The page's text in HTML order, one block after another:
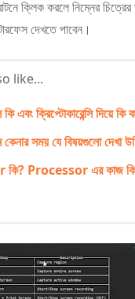
ক্লিক করলে নিম্নের চিত্রের
দেখতে পাবেন।
like...
কি এবং ক্রিপ্টোকারেন্সি দিয়ে কি
কেনার সময় যে বিষয়গুলো দেখা
Processor এর কাজ কি